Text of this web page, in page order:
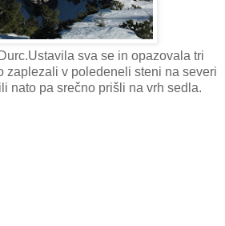
sva se in opazovala tri
zaplezali v poledeneli steni na severi
nato pa srečno prišli na vrh sedla.